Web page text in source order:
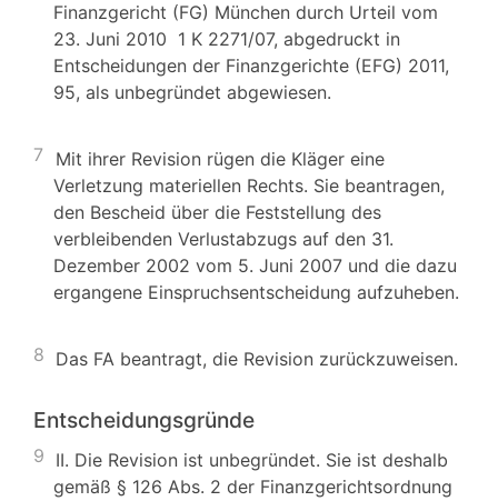
Finanzgericht (FG) München durch Urteil vom
23. Juni 2010 1 K 2271/07, abgedruckt in
Entscheidungen der Finanzgerichte (EFG) 2011,
95, als unbegründet abgewiesen.
7
Mit ihrer Revision rügen die Kläger eine
Verletzung materiellen Rechts. Sie beantragen,
den Bescheid über die Feststellung des
verbleibenden Verlustabzugs auf den 31.
Dezember 2002 vom 5. Juni 2007 und die dazu
ergangene Einspruchsentscheidung aufzuheben.
8 Das FA beantragt, die Revision zurückzuweisen.
Entscheidungsgründe
9 II. Die Revision ist unbegründet. Sie ist deshalb
gemäß § 126 Abs. 2 der Finanzgerichtsordnung